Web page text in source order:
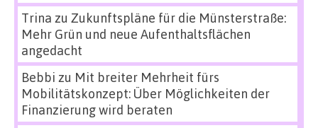
Trina zu Zukunftspläne für die Münsterstraße:
Mehr Grün und neue Aufenthaltsflächen
angedacht
Bebbi zu Mit breiter Mehrheit fürs
Mobilitätskonzept: Über Möglichkeiten der
Finanzierung wird beraten